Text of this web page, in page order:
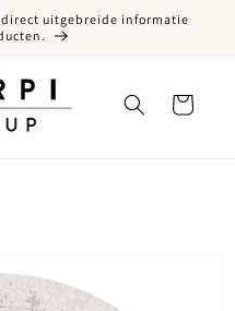
uitgebreide informatie
Winkelwagen